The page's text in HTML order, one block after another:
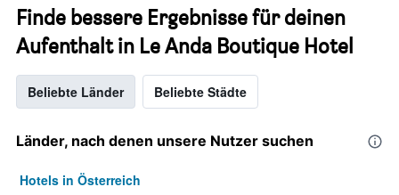
Finde bessere Ergebnisse für deinen
Aufenthalt in Le Anda Boutique Hotel
Beliebte Länder Beliebte Städte
Länder, nach denen unsere Nutzer suchen
Hotels in Österreich